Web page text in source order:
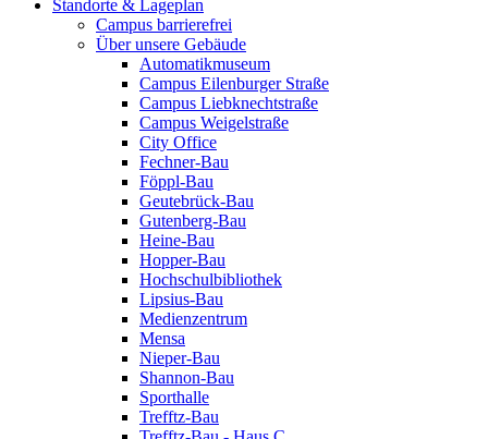
Standorte & Lageplan
Campus barrierefrei
Über unsere Gebäude
Automatikmuseum
Campus Eilenburger Straße
Campus Liebknechtstraße
Campus Weigelstraße
City Office
Fechner-Bau
Föppl-Bau
Geutebrück-Bau
Gutenberg-Bau
Heine-Bau
Hopper-Bau
Hochschulbibliothek
Lipsius-Bau
Medienzentrum
Mensa
Nieper-Bau
Shannon-Bau
Sporthalle
Trefftz-Bau